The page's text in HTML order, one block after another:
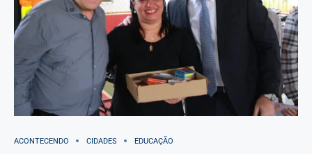
ACONTECENDO CIDADES EDUCAÇÃO